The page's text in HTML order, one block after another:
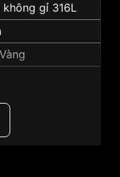
không gỉ 316L
40mm Nam